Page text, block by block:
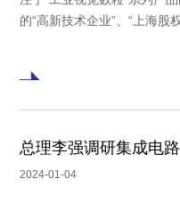
的“高新技术企业”、“上海股
总理李强调研集成电
2024-01-04